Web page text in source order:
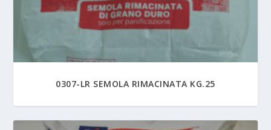
0307-LR SEMOLA RIMACINATA KG.25